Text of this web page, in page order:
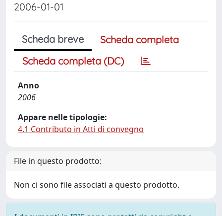
2006-01-01
Scheda breve
Scheda completa
Scheda completa (DC)
Anno
2006
Appare nelle tipologie:
4.1 Contributo in Atti di convegno
File in questo prodotto:
Non ci sono file associati a questo prodotto.